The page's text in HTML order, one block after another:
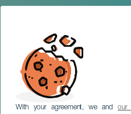
With your agreement, we andour